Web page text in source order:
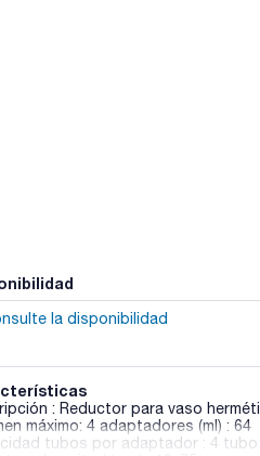
la disponibilidad
: Reductor para vaso
máximo: 4 adaptadores (ml) : 64
tubos por adaptador : 4